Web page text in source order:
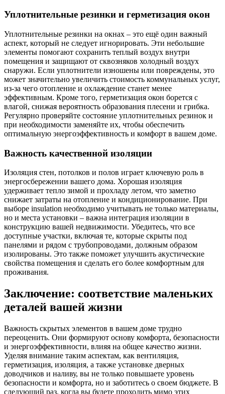
Уплотнительные резинки и герметизация окон
Уплотнительные резинки на окнах – это ещё один важный
аспект, который не следует игнорировать. Эти небольшие
элементы помогают сохранить теплый воздух внутри
помещения и защищают от сквозняков холодный воздух
снаружи. Если уплотнители изношены или повреждены, это
может значительно увеличить стоимость коммунальных услуг,
из-за чего отопление и охлаждение станет менее
эффективным. Кроме того, герметизация окон борется с
влагой, снижая вероятность образования плесени и грибка.
Регулярно проверяйте состояние уплотнительных резинок и
при необходимости заменяйте их, чтобы обеспечить
оптимальную энергоэффективность и комфорт в вашем доме.
Важность качественной изоляции
Изоляция стен, потолков и полов играет ключевую роль в
энергосбережении вашего дома. Хорошая изоляция
удерживает тепло зимой и прохладу летом, что заметно
снижает затраты на отопление и кондиционирование. При
выборе insulation необходимо учитывать не только материалы,
но и места установки – важна интеграция изоляции в
конструкцию вашей недвижимости. Убедитесь, что все
доступные участки, включая те, которые скрыты под
панелями и рядом с трубопроводами, должным образом
изолированы. Это также поможет улучшить акустические
свойства помещения и сделать его более комфортным для
проживания.
Заключение: соответствие маленьких
деталей вашей жизни
Важность скрытых элементов в вашем доме трудно
переоценить. Они формируют основу комфорта, безопасности
и энергоэффективности, влияя на общее качество жизни.
Уделяя внимание таким аспектам, как вентиляция,
герметизация, изоляция, а также установке дверных
доводчиков и наливу, вы не только повышаете уровень
безопасности и комфорта, но и заботитесь о своем бюджете. В
следующий раз, когда вы будете проходить мимо этих